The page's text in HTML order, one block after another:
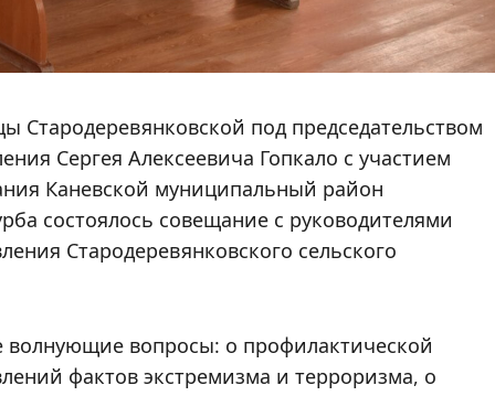
Стародеревянковской под председательством
Сергея Алексеевича Гопкало с участием
Каневской муниципальный район
состоялось совещание с руководителями
Стародеревянковского сельского
волнующие вопросы: о профилактической
фактов экстремизма и терроризма, о
Новости 2026
Памятка для
владельцев
питомцев!
Редактор 07.08.2026